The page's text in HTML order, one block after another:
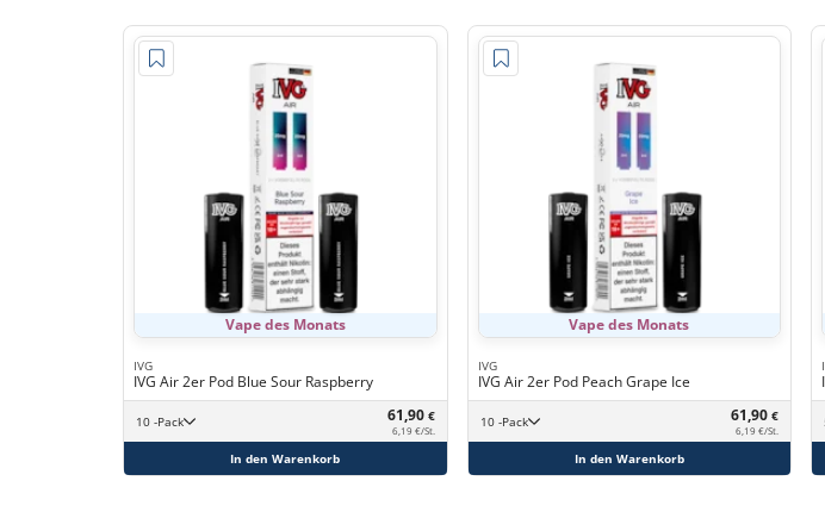
Vape des Monats
IVG
IVG Air 2er Pod Blue Sour Raspberry
10 -Pack 61,90 €
6,19 €/St.
In den Warenkorb
Vape des Monats
IVG
IVG Air 2er Pod Peach Grape Ice
10 -Pack 61,90 €
6,19 €/St.
In den Warenkorb